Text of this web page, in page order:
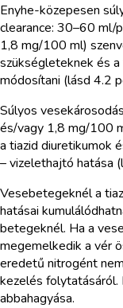
Enyhe-közepesen
clearance: 30–60 ml/
1,8 mg/100 ml)
szükségleteknek és
módosítani (lásd 4.2
Súlyos
és/vagy 1,8 mg/100
a tiazid diuretikumok
– vizelethajtó hatása
Vesebetegeknél a
hatásai
betegeknél. Ha a
megemelkedik a vér
eredetű nitrogént
kezelés folytatásáról.
abbahagyása.